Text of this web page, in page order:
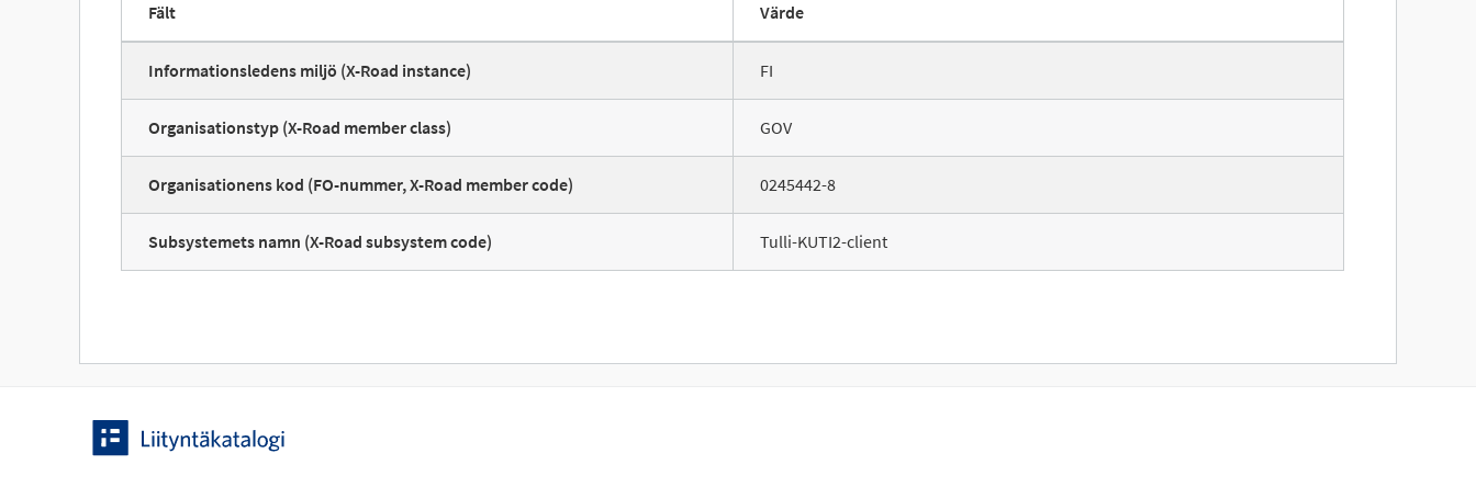
Fält Värde
Informationsledens miljö (X-Road instance) FI
Organisationstyp (X-Road member class) GOV
Organisationens kod (FO-nummer, X-Road member code) 0245442-8
Subsystemets namn (X-Road subsystem code) Tulli-KUTI2-client